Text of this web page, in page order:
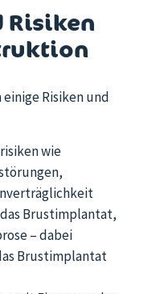
Risiken
Risiken und
wie
Brustimplantat,
– dabei
Brustimplantat